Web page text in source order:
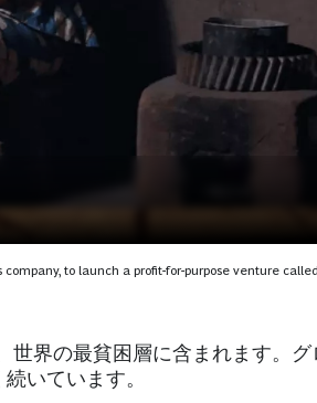
to launch a profit-for-purpose venture
界の最貧困層に含まれます。
いています。